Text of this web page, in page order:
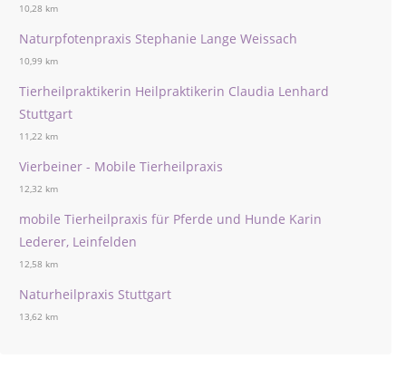
10,28 km
Naturpfotenpraxis Stephanie Lange Weissach
10,99 km
Tierheilpraktikerin Heilpraktikerin Claudia Lenhard
Stuttgart
11,22 km
Vierbeiner - Mobile Tierheilpraxis
12,32 km
mobile Tierheilpraxis für Pferde und Hunde Karin
Lederer, Leinfelden
12,58 km
Naturheilpraxis Stuttgart
13,62 km